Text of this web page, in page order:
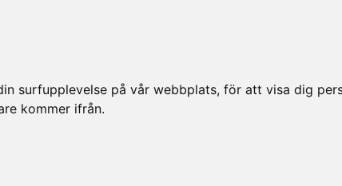
surfupplevelse på vår webbplats, för att visa dig
kommer ifrån.